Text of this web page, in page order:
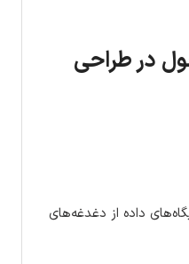
در طراحی
داده از دغدغه‌های